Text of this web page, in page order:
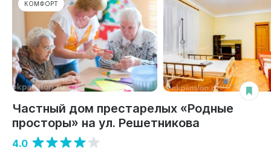
КОМФОРТ
Частный дом престарелых «Родные
просторы» на ул. Решетникова
4.0